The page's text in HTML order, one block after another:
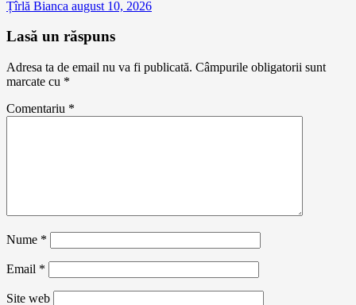
Țîrlă Bianca august 10, 2026
Lasă un răspuns
Adresa ta de email nu va fi publicată. Câmpurile obligatorii sunt
marcate cu *
Comentariu *
Nume *
Email *
Site web